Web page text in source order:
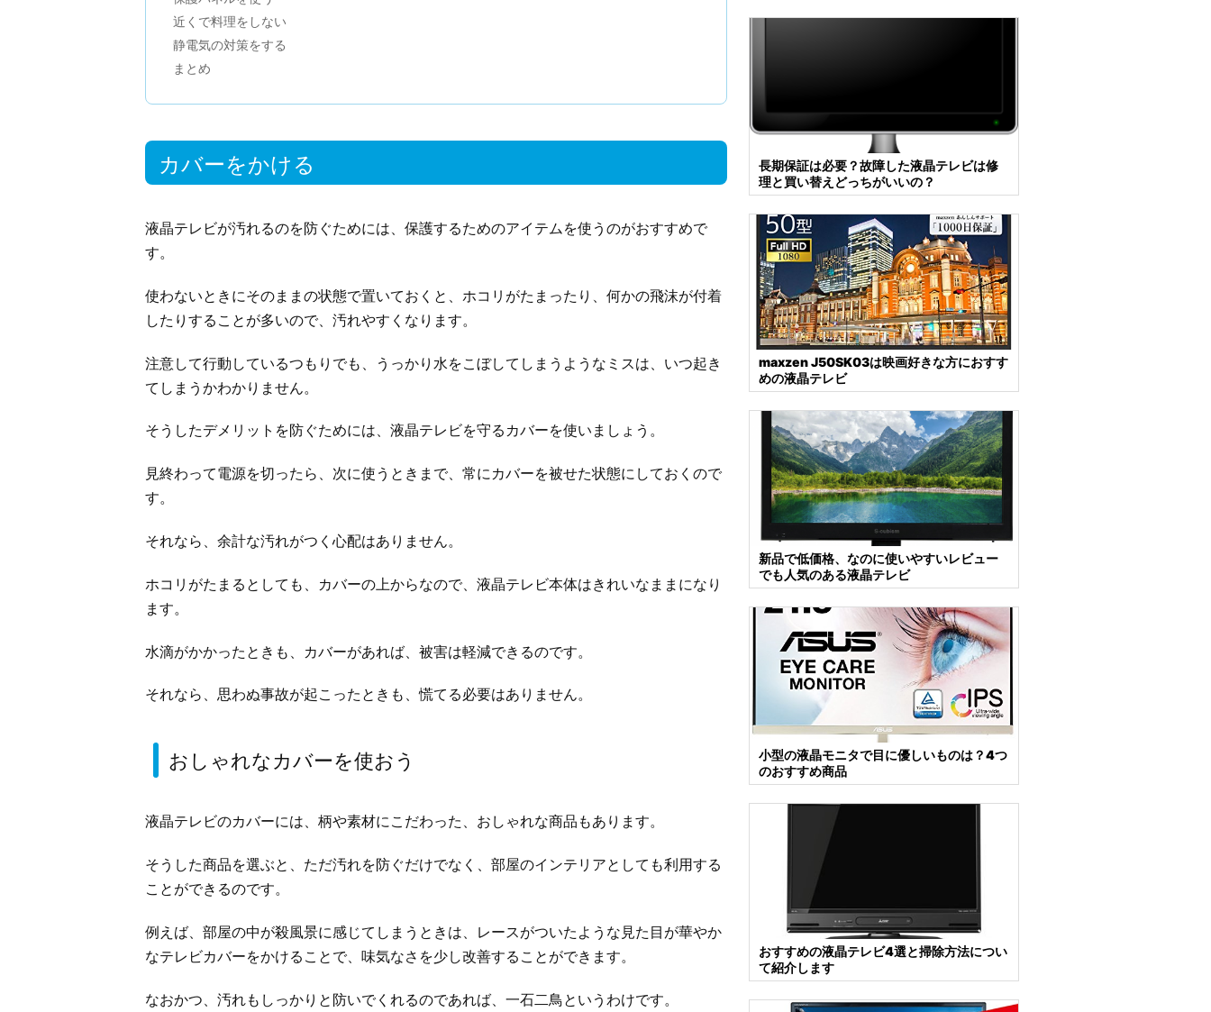
近くで料理をしない
静電気の対策をする
まとめ
カバーをかける
液晶テレビが汚れるのを防ぐためには、保護するためのアイテムを使うのがおすすめで
す。
使わないときにそのままの状態で置いておくと、ホコリがたまったり、何かの飛沫が付着
したりすることが多いので、汚れやすくなります。
注意して行動しているつもりでも、うっかり水をこぼしてしまうようなミスは、いつ起き
てしまうかわかりません。
そうしたデメリットを防ぐためには、液晶テレビを守るカバーを使いましょう。
見終わって電源を切ったら、次に使うときまで、常にカバーを被せた状態にしておくので
す。
それなら、余計な汚れがつく心配はありません。
ホコリがたまるとしても、カバーの上からなので、液晶テレビ本体はきれいなままになり
ます。
水滴がかかったときも、カバーがあれば、被害は軽減できるのです。
それなら、思わぬ事故が起こったときも、慌てる必要はありません。
おしゃれなカバーを使おう
液晶テレビのカバーには、柄や素材にこだわった、おしゃれな商品もあります。
そうした商品を選ぶと、ただ汚れを防ぐだけでなく、部屋のインテリアとしても利用する
ことができるのです。
例えば、部屋の中が殺風景に感じてしまうときは、レースがついたような見た目が華やか
なテレビカバーをかけることで、味気なさを少し改善することができます。
なおかつ、汚れもしっかりと防いでくれるのであれば、一石二鳥というわけです。
長期保証は必要？故障した液晶テレビは修
理と買い替えどっちがいいの？
maxzen J50SK03は映画好きな方におすす
めの液晶テレビ
新品で低価格、なのに使いやすいレビュー
でも人気のある液晶テレビ
小型の液晶モニタで目に優しいものは？4つ
のおすすめ商品
おすすめの液晶テレビ4選と掃除方法につい
て紹介します